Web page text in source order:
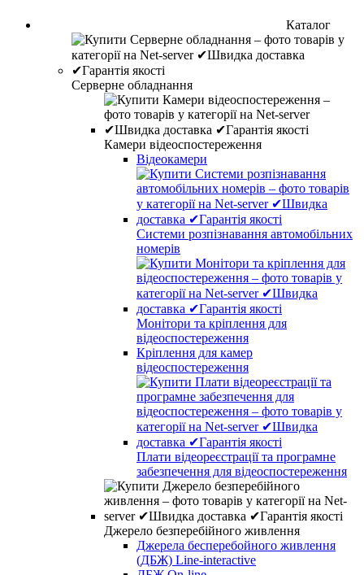
Каталог
Серверне обладнання
Камери відеоспостереження
Відеокамери
Системи розпізнавання автомобільних
номерів
Монітори та кріплення для
відеоспостереження
Кріплення для камер
відеоспостереження
Плати відеореєстрації та програмне
забезпечення для відеоспостереження
Джерело безперебійного живлення
Джерела бесперебойного живлення
(ДБЖ) Line-interactive